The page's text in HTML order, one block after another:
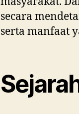
secara
serta manfaat